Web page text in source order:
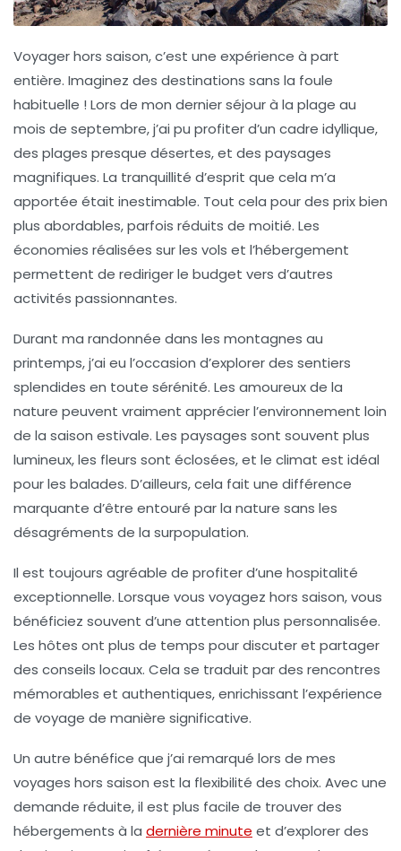
Voyager hors saison, c’est une expérience à part
entière. Imaginez des destinations sans la foule
habituelle ! Lors de mon dernier séjour à la plage au
mois de septembre, j’ai pu profiter d’un cadre idyllique,
des plages presque désertes, et des paysages
magnifiques. La tranquillité d’esprit que cela m’a
apportée était inestimable. Tout cela pour des prix bien
plus abordables, parfois réduits de moitié. Les
économies réalisées sur les vols et l’hébergement
permettent de rediriger le budget vers d’autres
activités passionnantes.
Durant ma randonnée dans les montagnes au
printemps, j’ai eu l’occasion d’explorer des sentiers
splendides en toute sérénité. Les amoureux de la
nature peuvent vraiment apprécier l’environnement loin
de la saison estivale. Les paysages sont souvent plus
lumineux, les fleurs sont éclosées, et le climat est idéal
pour les balades. D’ailleurs, cela fait une différence
marquante d’être entouré par la nature sans les
désagréments de la surpopulation.
Il est toujours agréable de profiter d’une hospitalité
exceptionnelle. Lorsque vous voyagez hors saison, vous
bénéficiez souvent d’une attention plus personnalisée.
Les hôtes ont plus de temps pour discuter et partager
des conseils locaux. Cela se traduit par des rencontres
mémorables et authentiques, enrichissant l’expérience
de voyage de manière significative.
Un autre bénéfice que j’ai remarqué lors de mes
voyages hors saison est la flexibilité des choix. Avec une
demande réduite, il est plus facile de trouver des
hébergements à la dernière minute et d’explorer des